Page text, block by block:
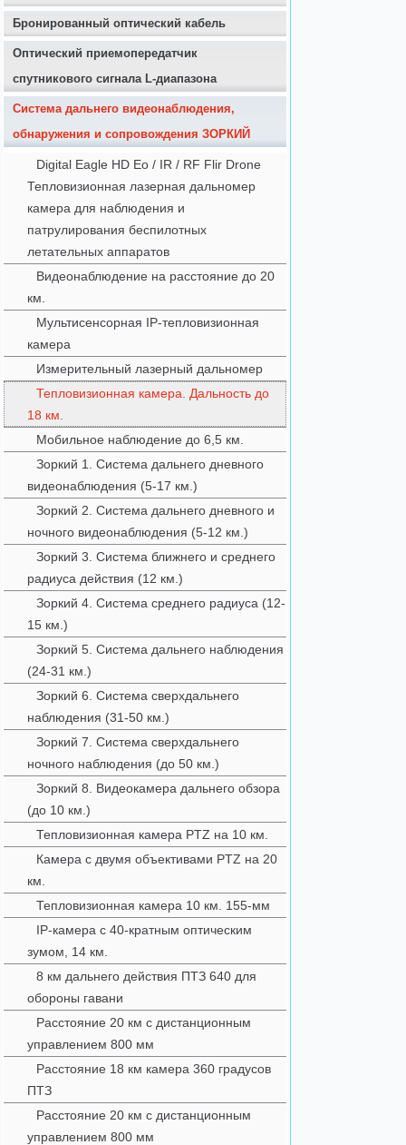
Бронированный оптический кабель
Оптический приемопередатчик
спутникового сигнала L-диапазона
Система дальнего видеонаблюдения,
обнаружения и сопровождения ЗОРКИЙ
Digital Eagle HD Eo / IR / RF Flir Drone
Тепловизионная лазерная дальномер
камера для наблюдения и
патрулирования беспилотных
летательных аппаратов
Видеонаблюдение на расстояние до 20
км.
Мультисенсорная IP-тепловизионная
камера
Измерительный лазерный дальномер
Тепловизионная камера. Дальность до
18 км.
Мобильное наблюдение до 6,5 км.
Зоркий 1. Система дальнего дневного
видеонаблюдения (5-17 км.)
Зоркий 2. Система дальнего дневного и
ночного видеонаблюдения (5-12 км.)
Зоркий 3. Система ближнего и среднего
радиуса действия (12 км.)
Зоркий 4. Система среднего радиуса (12-
15 км.)
Зоркий 5. Система дальнего наблюдения
(24-31 км.)
Зоркий 6. Система сверхдальнего
наблюдения (31-50 км.)
Зоркий 7. Система сверхдальнего
ночного наблюдения (до 50 км.)
Зоркий 8. Видеокамера дальнего обзора
(до 10 км.)
Тепловизионная камера PTZ на 10 км.
Камера с двумя объективами PTZ на 20
км.
Тепловизионная камера 10 км. 155-мм
IP-камера с 40-кратным оптическим
зумом, 14 км.
8 км дальнего действия ПТЗ 640 для
обороны гавани
Расстояние 20 км с дистанционным
управлением 800 мм
Расстояние 18 км камера 360 градусов
ПТЗ
Расстояние 20 км с дистанционным
управлением 800 мм